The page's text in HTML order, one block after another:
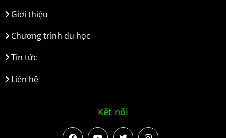
Giới thiệu
Chương trình du học
Tin tức
Liên hệ
Kết nối